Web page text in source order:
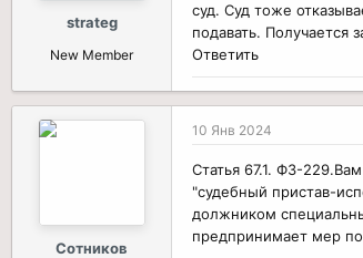
strateg
New Member
суд. Суд тоже
подавать. Получается
Ответить
Сотников
10 Янв 2024
Статья 67.1. ФЗ-
"судебный пристав-
должником
предпринимает мер